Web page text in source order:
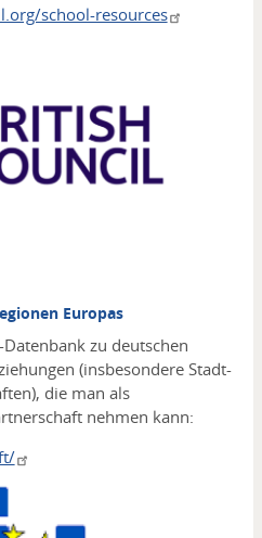
school-resources
Europas
zu deutschen
(insbesondere Stadt-
), die man als
nehmen kann: